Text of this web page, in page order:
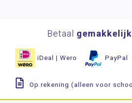
Betaal
iDeal | Wero PayPal
Op rekening (alleen voor